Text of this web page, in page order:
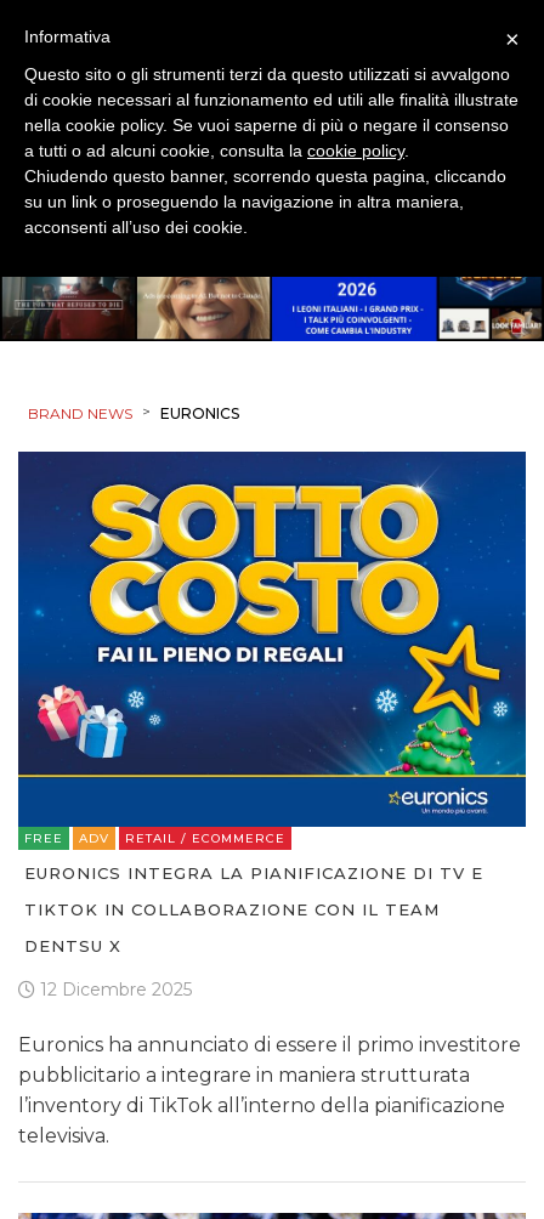
BRAND NEWS > EURONICS
FREE ADV RETAIL / ECOMMERCE
EURONICS INTEGRA LA PIANIFICAZIONE DI TV E
TIKTOK IN COLLABORAZIONE CON IL TEAM
DENTSU X
12 Dicembre 2025
Euronics ha annunciato di essere il primo investitore
pubblicitario a integrare in maniera strutturata
l’inventory di TikTok all’interno della pianificazione
televisiva.
×
Informativa
Questo sito o gli strumenti terzi da questo utilizzati si avvalgono
di cookie necessari al funzionamento ed utili alle finalità illustrate
nella cookie policy. Se vuoi saperne di più o negare il consenso
a tutti o ad alcuni cookie, consulta la cookie policy.
Chiudendo questo banner, scorrendo questa pagina, cliccando
su un link o proseguendo la navigazione in altra maniera,
acconsenti all’uso dei cookie.